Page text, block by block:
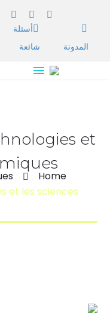
المدونة
أسئلة
شائعة
et
Home
et les sciences